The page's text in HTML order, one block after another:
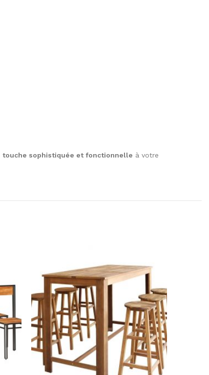
touche sophistiquée et fonctionnelle à votre